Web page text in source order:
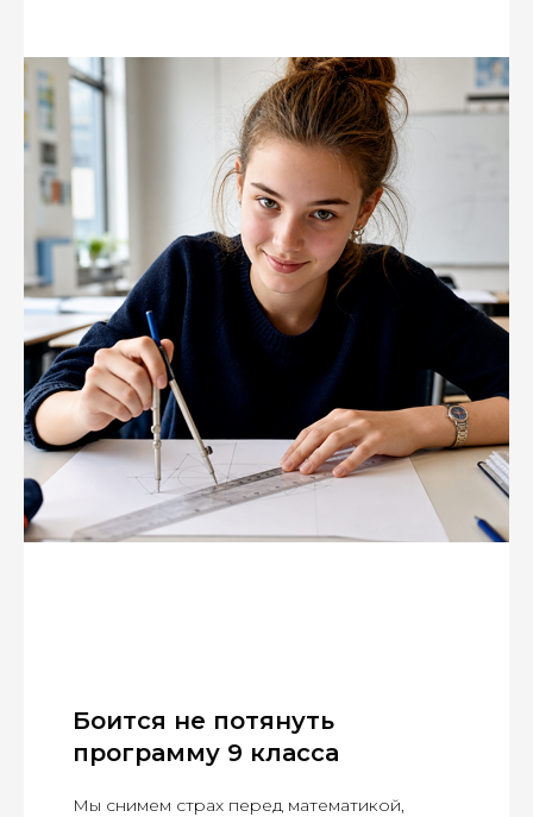
Боится не потянуть
программу 9 класса
Мы снимем страх перед математикой,